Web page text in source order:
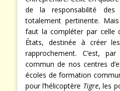
entreprendre. Celle en
de la responsabilité des
totalement pertinente.
faut la compléter par celle
États, destinée à créer
rapprochement. C’est,
commun de nos centres
écoles de formation